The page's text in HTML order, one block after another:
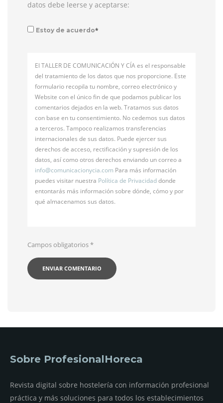
datos debe leerse y aceptarse:
Estoy de acuerdo*
El TALLER DE COMUNICACIÓN Y CÍA es el responsable
del tratamiento de los datos que nos proporcione. Este
formulario recopila tu nombre, correo electrónico y
Website con el único fin de que podamos publicar los
comentarios dejados en la web. Tratamos sus datos
con base en tu consentimiento. No cedemos sus datos
a terceros. Tampoco realizamos transferencias
internacionales de sus datos. Puede ejercer sus
derechos de acceso, rectificación y supresión de los
datos, así como otros derechos enviando un correo a
info@comunicacionycia.com Para más información
puedes visitar nuestra Política de Privacidaddonde
entontarás más información sobre dónde, cómo y por
qué almacenamos sus datos.
Campos obligatorios*
Sobre ProfesionalHoreca
Revista digital sobre hostelería con información profesional
práctica y más soluciones para todos los establecimientos